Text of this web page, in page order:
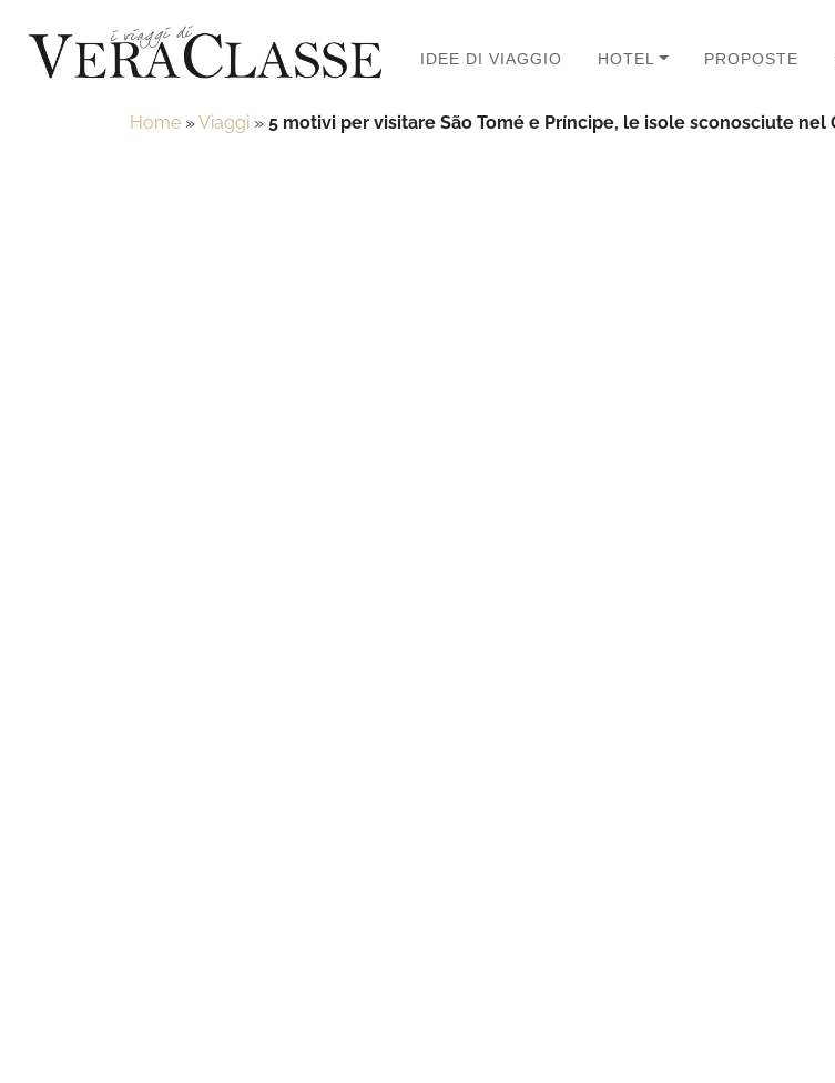
IDEE DI VIAGGIO HOTEL PROPOSTE
Home »Viaggi » 5 motivi per visitare São Tomé e Príncipe, le isole sconosciute nel